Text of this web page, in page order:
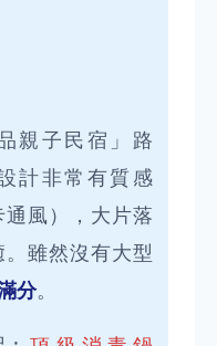
親子民宿」路
計非常有質感
通風），大片落
雖然沒有大型
分。